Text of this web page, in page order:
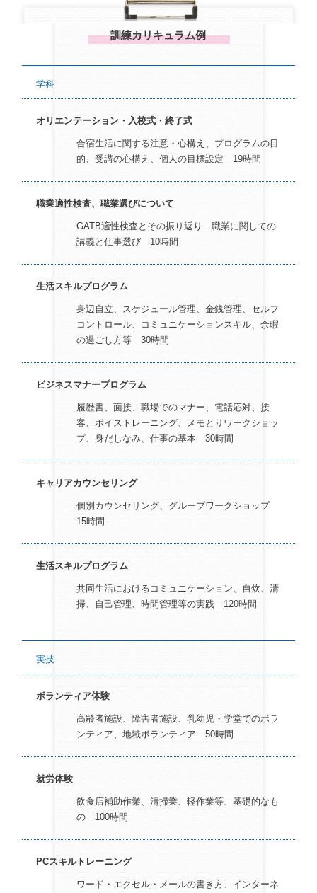
訓練カリキュラム例
学科
オリエンテーション・入校式・終了式
合宿生活に関する注意・心構え、プログラムの目
的、受講の心構え、個人の目標設定 19時間
職業適性検査、職業選びについて
GATB適性検査とその振り返り 職業に関しての
講義と仕事選び 10時間
生活スキルプログラム
身辺自立、スケジュール管理、金銭管理、セルフ
コントロール、コミュニケーションスキル、余暇
の過ごし方等 30時間
ビジネスマナープログラム
履歴書、面接、職場でのマナー、電話応対、接
客、ボイストレーニング、メモとりワークショッ
プ、身だしなみ、仕事の基本 30時間
キャリアカウンセリング
個別カウンセリング、グループワークショップ
15時間
生活スキルプログラム
共同生活におけるコミュニケーション、自炊、清
掃、自己管理、時間管理等の実践 120時間
実技
ボランティア体験
高齢者施設、障害者施設、乳幼児・学堂でのボラ
ンティア、地域ボランティア 50時間
就労体験
飲食店補助作業、清掃業、軽作業等、基礎的なも
の 100時間
PCスキルトレーニング
ワード・エクセル・メールの書き方、インターネ